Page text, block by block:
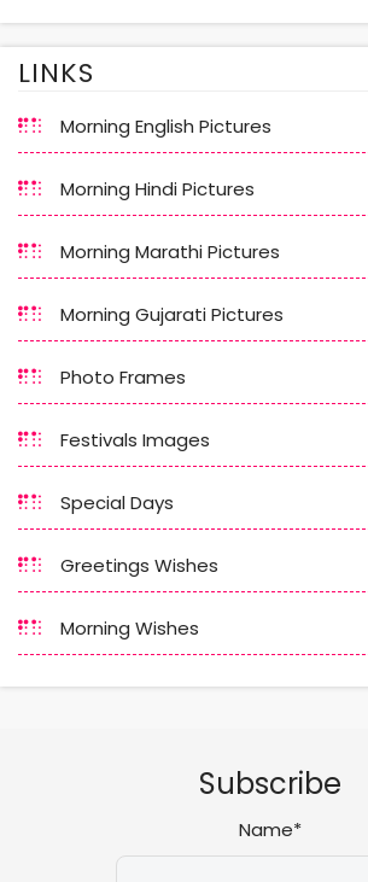
LINKS
Morning English Pictures
Morning Hindi Pictures
Morning Marathi Pictures
Morning Gujarati Pictures
Photo Frames
Festivals Images
Special Days
Greetings Wishes
Morning Wishes
Subscribe
Name*